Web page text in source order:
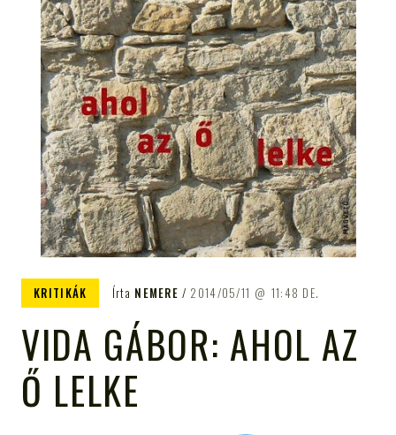
KRITIKÁK Írta NEMERE 2014/05/11 11:48 DE.
VIDA GÁBOR: AHOL AZ
Ő LELKE